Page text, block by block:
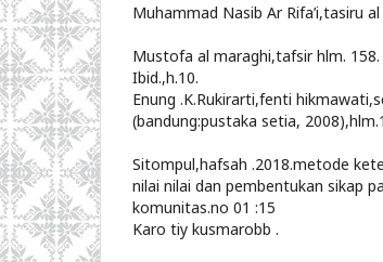
Muhammad Nasib Ar Rifa’i,tasiru
Mustofa al maraghi,tafsir hlm.
Ibid.,h.10.
Enung .K.Rukirarti,fenti
(bandung:pustaka setia,
Sitompul,hafsah .2018.metode
nilai nilai dan pembentukan sikap
komunitas.no 01 :15
Karo tiy kusmarobb .